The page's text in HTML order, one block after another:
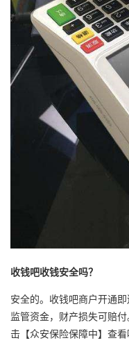
收钱吧收钱安全吗？
安全的。收钱吧商户开通
监管资金，财产损失可赔
击【众安保险保障中】查看